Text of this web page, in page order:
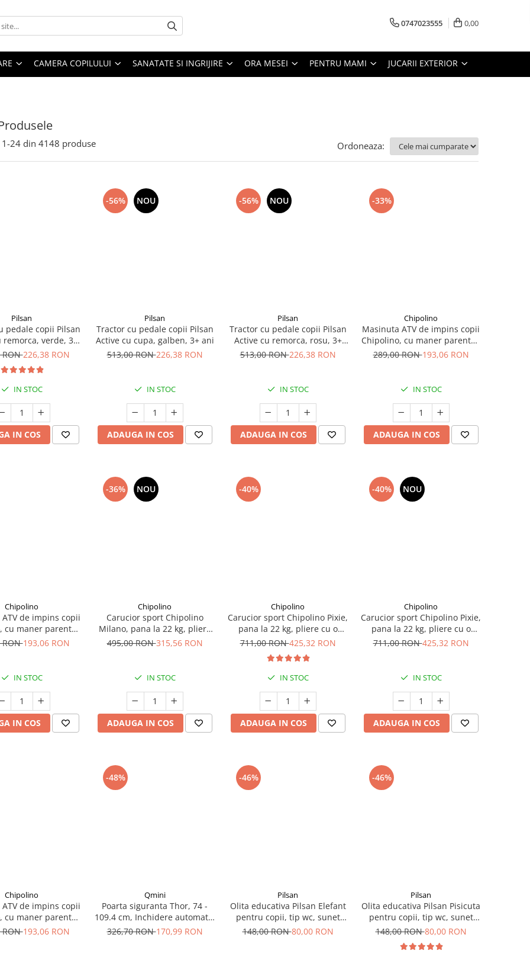
0747023555 0,00
CAMERA COPILULUI SANATATE SI INGRIJIRE ORA MESEI PENTRU MAMI JUCARII EXTERIOR
1-24 din 4148 produse Ordoneaza:
Pilsan
pedale copii Pilsan
remorca, verde, 3+
ani
RON226,38 RON
IN STOC
IN COS
-56% NOU
Pilsan
Tractor cu pedale copii Pilsan
Active cu cupa, galben, 3+ ani
513,00 RON226,38 RON
IN STOC
ADAUGA IN COS
-56% NOU
Pilsan
Tractor cu pedale copii Pilsan
Active cu remorca, rosu, 3+
ani
513,00 RON226,38 RON
IN STOC
ADAUGA IN COS
-33%
Chipolino
Masinuta ATV de impins copii
Chipolino, cu maner parental,
roz, 3+ ani
289,00 RON193,06 RON
IN STOC
ADAUGA IN COS
Chipolino
de impins copii
cu maner parental,
3+ ani
RON193,06 RON
IN STOC
IN COS
-36% NOU
Chipolino
Carucior sport Chipolino
Milano, pana la 22 kg, pliere
cu o singura mana, tip
495,00 RON315,56 RON
IN STOC
ADAUGA IN COS
-40%
Chipolino
Carucior sport Chipolino Pixie,
pana la 22 kg, pliere cu o
singura mana, cu maner de
711,00 RON425,32 RON
IN STOC
ADAUGA IN COS
-40% NOU
Chipolino
Carucior sport Chipolino Pixie,
pana la 22 kg, pliere cu o
singura mana, cu maner de
711,00 RON425,32 RON
IN STOC
ADAUGA IN COS
Chipolino
de impins copii
cu maner parental,
3+ ani
RON193,06 RON
-48%
Qmini
Poarta siguranta Thor, 74 -
109.4 cm, Inchidere automata,
Sistem dublu de blocare, Otel
326,70 RON170,99 RON
-46%
Pilsan
Olita educativa Pilsan Elefant
pentru copii, tip wc, sunet
sifon, suport hartie
148,00 RON80,00 RON
-46%
Pilsan
Olita educativa Pilsan Pisicuta
pentru copii, tip wc, sunet
sifon, suport hartie
148,00 RON80,00 RON